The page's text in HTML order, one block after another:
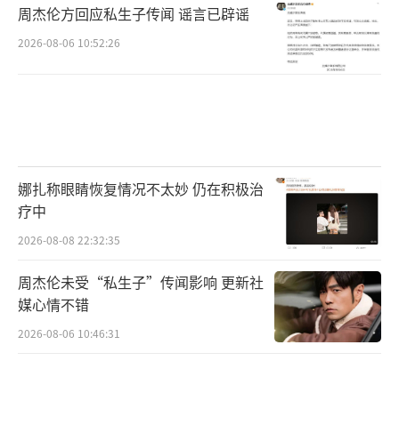
周杰伦方回应私生子传闻 谣言已辟谣
2026-08-06 10:52:26
娜扎称眼睛恢复情况不太妙 仍在积极治
疗中
2026-08-08 22:32:35
周杰伦未受“私生子”传闻影响 更新社
媒心情不错
2026-08-06 10:46:31